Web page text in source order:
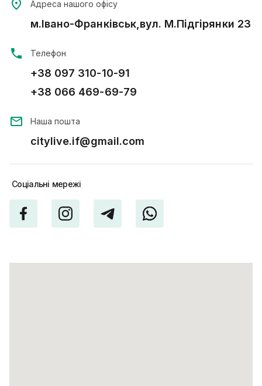
Адреса нашого офісу
м.Івано-Франківськ,вул. М.Підгірянки 23
Телефон
+38 097 310-10-91
+38 066 469-69-79
Наша пошта
citylive.if@gmail.com
Соціальні мережі